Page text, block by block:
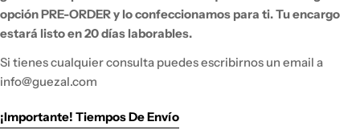
opción PRE-ORDER y loconfeccionamos para ti. Tu encargo
estará listo en 20 días laborables.
Si tienescualquier consulta puedes escribirnos un email a
info@guezal.com
¡Importante! Tiempos De Envío